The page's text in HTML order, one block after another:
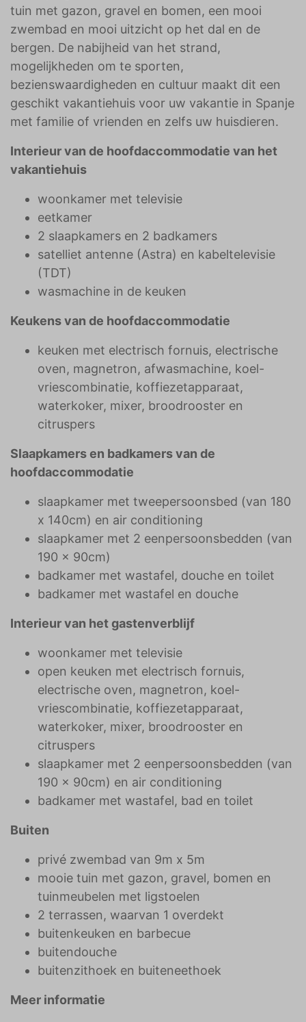
tuin met gazon, gravel en bomen, een mooi
zwembad en mooi uitzicht op het dal en de
bergen. De nabijheid van het strand,
mogelijkheden om te sporten,
bezienswaardigheden en cultuur maakt dit een
geschikt vakantiehuis voor uw vakantie in Spanje
met familie of vrienden en zelfs uw huisdieren.
Interieur van de hoofdaccommodatie van het
vakantiehuis
woonkamer met televisie
eetkamer
2 slaapkamers en 2 badkamers
satelliet antenne (Astra) en kabeltelevisie
(TDT)
wasmachine in de keuken
Keukens van de hoofdaccommodatie
keuken met electrisch fornuis, electrische
oven, magnetron, afwasmachine, koel-
vriescombinatie, koffiezetapparaat,
waterkoker, mixer, broodrooster en
citruspers
Slaapkamers en badkamers van de
hoofdaccommodatie
slaapkamer met tweepersoonsbed (van 180
x 140cm) en air conditioning
slaapkamer met 2 eenpersoonsbedden (van
190 x 90cm)
badkamer met wastafel, douche en toilet
badkamer met wastafel en douche
Interieur van het gastenverblijf
woonkamer met televisie
open keuken met electrisch fornuis,
electrische oven, magnetron, koel-
vriescombinatie, koffiezetapparaat,
waterkoker, mixer, broodrooster en
citruspers
slaapkamer met 2 eenpersoonsbedden (van
190 x 90cm) en air conditioning
badkamer met wastafel, bad en toilet
Buiten
privé zwembad van 9m x 5m
mooie tuin met gazon, gravel, bomen en
tuinmeubelen met ligstoelen
2 terrassen, waarvan 1 overdekt
buitenkeuken en barbecue
buitendouche
buitenzithoek en buiteneethoek
Meer informatie